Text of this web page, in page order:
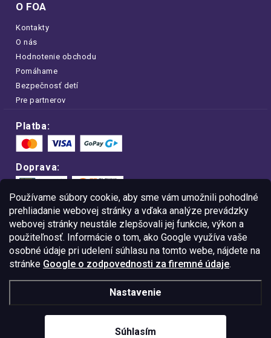
Používame súbory cookie, aby sme vám umožnili pohodlné
prehliadanie webovej stránky a vďaka analýze prevádzky
webovej stránky neustále zlepšovali jej funkcie, výkon a
použiteľnosť. Informácie o tom, ako Google využíva vaše
osobné údaje pri udelení súhlasu na tomto webe, nájdete na
stránke Google o zodpovednosti za firemné údaje.
Nastavenie
Súhlasím
O FOA
Kontakty
O nás
Hodnotenie obchodu
Pomáhame
Bezpečnosť detí
Pre partnerov
Platba:
Doprava:
Nakupujte na FOA bezpečne a bez obáv.
Vďaka protokolu HTTPS sú vaše citlivé
dáta v úplnom bezpečí.
© Copyright2026Westlogic Slovakia s.r.o.,
Gajova 4, Bratislava, 811 09